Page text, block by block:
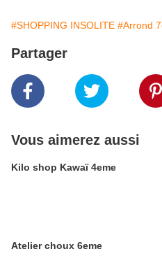
#SHOPPING INSOLITE #Arrond
Partager
Vous aimerez aussi
Kilo shop Kawaï 4eme
Atelier choux 6eme